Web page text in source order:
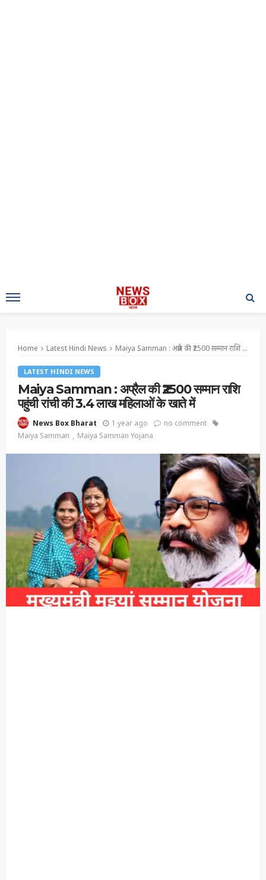
Home Latest Hindi News Maiya Samman : अप्रैल की ₹2500 सम्मान राशि पहुंची रांची की 3.4 लाख महिलाओं के खाते में
LATEST HINDI NEWS
Maiya Samman : अप्रैल की ₹2500 सम्मान राशि
पहुंची रांची की 3.4 लाख महिलाओं के खाते में
News Box Bharat 1 year ago
no comment
Maiya Samman
Maiya Samman Yojana